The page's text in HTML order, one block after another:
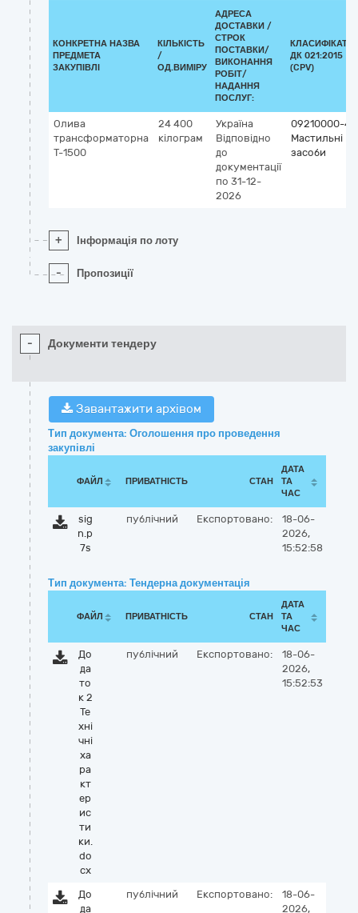
КОНКРЕТНА НАЗВА
ПРЕДМЕТА
ЗАКУПІВЛІ
КІЛЬКІСТЬ
/
ОД.ВИМІРУ
АДРЕСА
ДОСТАВКИ /
СТРОК
ПОСТАВКИ/
ВИКОНАННЯ
РОБІТ/
НАДАННЯ
ПОСЛУГ:
ДК 021:2015
(CPV)
Олива
трансформаторна
Т-1500
24 400
кілограм
Україна
Відповідно
до
документації
по 31-12-
2026
09210000-4
Мастильні
засоби
+ Інформація по лоту
- Пропозиції
- Документи тендеру
Завантажити архівом
Тип документа: Оголошення про проведення
закупівлі
ФАЙЛ ПРИВАТНІСТЬ СТАН
ДАТА
ТА
ЧАС
sig
n.p
7s
публічний Експортовано:
18-06-
2026,
15:52:58
Тип документа: Тендерна документація
ФАЙЛ ПРИВАТНІСТЬ СТАН
ДАТА
ТА
ЧАС
До
да
то
к 2
Те
хні
чні
ха
ра
кт
ер
ис
ти
ки.
do
cx
публічний Експортовано:
18-06-
2026,
15:52:53
До
да
публічний Експортовано:
18-06-
2026,